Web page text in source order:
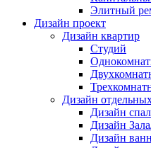
Элитный
Дизайн проект
Дизайн квартир
Cтудий
Дизайн
Дизайн
Дизайн
Дизайн